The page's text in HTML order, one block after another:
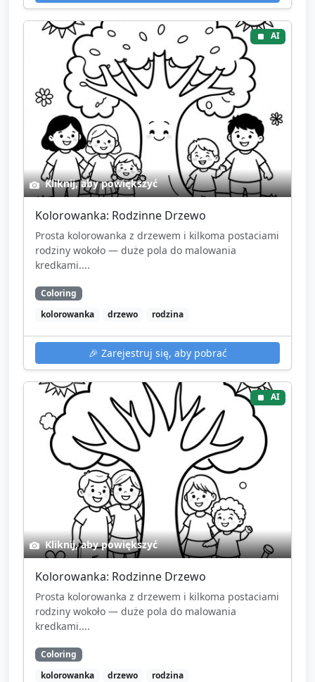
AI
Kliknij, aby powiększyć
Kolorowanka: Rodzinne Drzewo
Prosta kolorowanka z drzewem i kilkoma postaciami
rodziny wokoło — duże pola do malowania
kredkami....
Coloring
kolorowanka
drzewo rodzina
🎉 Zarejestruj się, aby pobrać
AI
Kliknij, aby powiększyć
Kolorowanka: Rodzinne Drzewo
Prosta kolorowanka z drzewem i kilkoma postaciami
rodziny wokoło — duże pola do malowania
kredkami....
Coloring
kolorowanka
drzewo rodzina